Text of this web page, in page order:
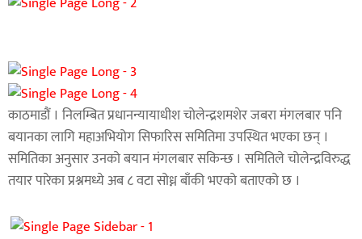
काठमाडौं । निलम्बित प्रधानन्यायाधीश चोलेन्द्रशमशेर जबरा मंगलबार पनि
बयानका लागि महाअभियोग सिफारिस समितिमा उपस्थित भएका छन् ।
समितिका अनुसार उनको बयान मंगलबार सकिन्छ । समितिले चोलेन्द्रविरुद्ध
तयार पारेका प्रश्नमध्ये अब ८ वटा सोध्न बाँकी भएको बताएको छ ।